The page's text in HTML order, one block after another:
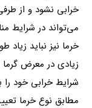
خرابی نشود و از
می‌تواند در شرایط
خرما نیز نباید
زیادی در معرض
شرایط خرابی خود را
مطابق نوع خرما